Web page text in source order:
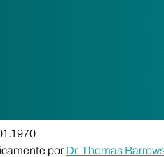
de Facebook
de Twitter
de LinkedIn
por Dr. Thomas